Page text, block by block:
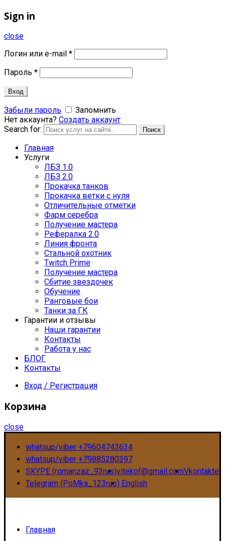
Sign in
close
Логин или e-mail *
Пароль *
Вход
Забыли пароль
Запомнить
Нет аккаунта? Создать аккаунт
Search for:
Поиск
Главная
Услуги
ЛБЗ 1.0
ЛБЗ 2.0
Прокачка танков
Прокачка ветки с нуля
Отличительные отметки
Фарм серебра
Получение мастера
Рефералка 2.0
Линия фронта
Стальной охотник
Twitch Prime
Получение мастера
Сбитие звездочек
Обучение
Ранговые бои
Танки за ГК
Гарантии и отзывы
Наши гарантии
Контакты
Работа у нас
БЛОГ
Контакты
Вход / Регистрация
Корзина
close
whatsup/viber +79604743634
whatsup/viber +79885280397
SKYPE (romanzaz_93rus)vitekof@gmail.comVkontakte
Telegram (PoMka_123rus) English
Главная